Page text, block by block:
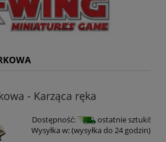
- Karząca ręka
Dostępność:
ostatnie sztuki!
Wysyłka w:(wysyłka do 24 godzin)